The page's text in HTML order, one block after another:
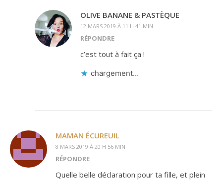
OLIVE BANANE & PASTÈQUE
12 MARS 2019 À 11 H 41 MIN
RÉPONDRE
c’est tout à fait ça !
chargement…
MAMAN ÉCUREUIL
8 MARS 2019 À 20 H 56 MIN
RÉPONDRE
Quelle belle déclaration pour ta fille, et plein